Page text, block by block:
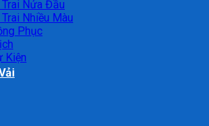
Nửa Đầu
Nhiều Màu
Phục
Kiện